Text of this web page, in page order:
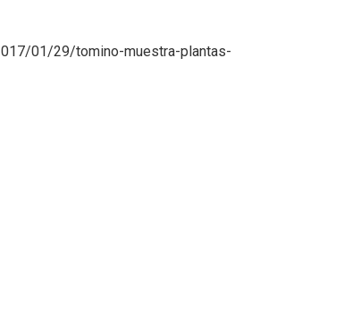
01/29/tomino-muestra-plantas-